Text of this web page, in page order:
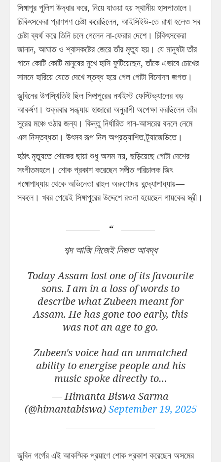
সিঙ্গাপুর পুলিশ উদ্ধার করে, নিয়ে যাওয়া হয় স্থানীয় হাসপাতালে।
চিকিৎসকেরা প্রাণপণ চেষ্টা করেছিলেন, আইসিইউ-তে রাখা হলেও সব
চেষ্টা ব্যর্থ করে তিনি চলে গেলেন না-ফেরার দেশে। চিকিৎসকেরা
জানান, আঘাত ও শ্বাসকষ্টের জেরে তাঁর মৃত্যু হয়। যে মানুষটা তাঁর
গানে কোটি কোটি মানুষের মুখে হাসি ফুটিয়েছেন, তাঁকে এভাবে চোখের
সামনে হারিয়ে যেতে দেখে স্তব্ধ হয়ে গেল গোটা বিনোদন জগত।
জ়ুবিনের উপস্থিতিই ছিল সিঙ্গাপুরের নর্থইস্ট ফেস্টিভ্যালের বড়
আকর্ষণ। শুক্রবার সন্ধ্যায় হাজারো অনুরাগী অপেক্ষা করছিলেন তাঁর
সুরের মঞ্চে ওঠার জন্য। কিন্তু নির্ধারিত গান-আসরের বদলে নেমে
এল নিস্তব্ধতা। উৎসব রূপ নিল অপ্রত্যাশিত ট্র্যাজেডিতে।
হঠাৎ মৃত্যুতে শোকের ছায়া শুধু অসম নয়, ছড়িয়েছে গোটা দেশের
সংগীতমহলে। শোক প্রকাশ করেছেন সঙ্গীত পরিচালক জিৎ
গঙ্গোপাধ্যায় থেকে অভিনেতা রাহুল অরুণোদয় বন্দ্যোপাধ্যায়—
সকলে। খবর পেয়েই সিঙ্গাপুরের উদ্দেশে রওনা হয়েছেন গায়কের স্ত্রী।
শব্দ আজি নিজেই নিজত আবদ্ধ
Today Assam lost one of its favourite
sons. I am in a loss of words to
describe what Zubeen meant for
Assam. He has gone too early, this
was not an age to go.
Zubeen's voice had an unmatched
ability to energise people and his
music spoke directly to…
— Himanta Biswa Sarma
(@himantabiswa)September 19, 2025
জুবিন গর্গের এই আকস্মিক প্রয়াণে শোক প্রকাশ করেছেন অসমের